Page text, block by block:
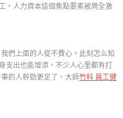
，人力資本這個焦點要素被周全激
們上面的人從不費心。此刻怎么知
支出也能增添，不少人心里都有打
的人幹勁更足了，大師竹科 員工健